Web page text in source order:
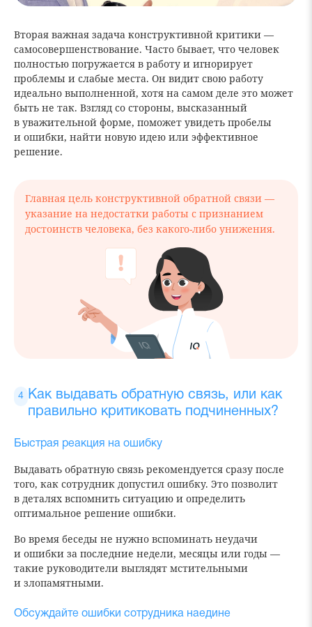
Вторая важная задача конструктивной критики —
самосовершенствование. Часто бывает, что человек
полностью погружается в работу и игнорирует
проблемы и слабые места. Он видит свою работу
идеально выполненной, хотя на самом деле это может
быть не так. Взгляд со стороны, высказанный
в уважительной форме, поможет увидеть пробелы
и ошибки, найти новую идею или эффективное
решение.
Главная цель конструктивной обратной связи —
указание на недостатки работы с признанием
достоинств человека, без какого-либо унижения.
Как выдавать обратную связь, или как
правильно критиковать подчиненных?
Быстрая реакция на ошибку
Выдавать обратную связь рекомендуется сразу после
того, как сотрудник допустил ошибку. Это позволит
в деталях вспомнить ситуацию и определить
оптимальное решение ошибки.
Во время беседы не нужно вспоминать неудачи
и ошибки за последние недели, месяцы или годы —
такие руководители выглядят мстительными
и злопамятными.
Обсуждайте ошибки сотрудника наедине